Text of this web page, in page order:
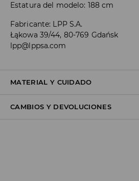
Estatura del modelo: 188 cm
Fabricante: LPP S.A.
Łąkowa 39/44, 80-769 Gdańsk
lpp@lppsa.com
MATERIAL Y CUIDADO
1º TELA: 100% ALGODÓN
CAMBIOS Y DEVOLUCIONES